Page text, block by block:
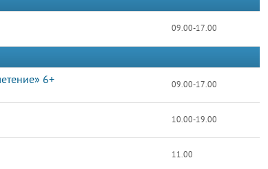
09.00-17.00
6+
09.00-17.00
10.00-19.00
11.00